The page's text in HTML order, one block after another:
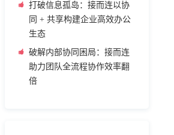
打破信息孤岛：接而连以协
同 + 共享构建企业高效办公
生态
破解内部协同困局：接而连
助力团队全流程协作效率翻
倍